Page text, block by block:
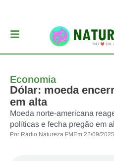
Economia
Dólar: moeda
em alta
Moeda norte-americana
políticas e fecha pregão em
Por Rádio Natureza FMEm 22/09/2025